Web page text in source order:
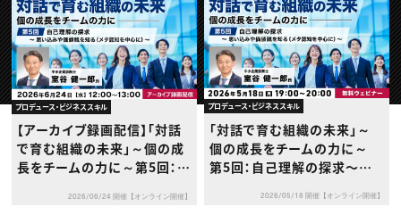
スキルアップしたい！
スキルアップしたい！ トップ
デザイン
プログラミング
動画配信・映像制作
編集・ライティング
マーケティング
ディレクション
業界解説・キャリア事情
お役立ち基礎知識
TOP Creator’s コラム
TOP Creator’s コラム トップ
Webクリエイター
アプリクリエイター
ゲームクリエイター
映像クリエイター
マーケッター
クリエイターインタビュー
セミナー
ニュース・トレンド
ニュース・トレンド トップ
プロデュース・ビジネススキル
【アーカイブ録画配信】「対話
で育む組織の未来」～個の成
長をチームの力に～第5回：自
値観を知る（メタ認知を中心
2026/06/24 開催【オンライン開催】
プロデュース・ビジネススキル
「対話で育む組織の未来」～
個の成長をチームの力に～
第5回：自己理解の探求〜思
認知を中心に）〜
2026/05/18 開催【オンライン開催】